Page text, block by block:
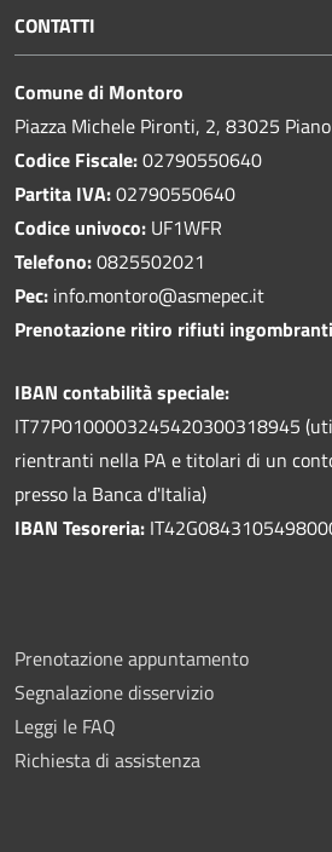
CONTATTI
Comune di Montoro
Piazza Michele Pironti, 2, 83025
Codice Fiscale:02790550640
Partita IVA:02790550640
Codice univoco: UF1WFR
Telefono:0825502021
Pec: info.montoro@asmepec.it
Prenotazione ritiro rifiuti
IBAN contabilità speciale:
IT77P0100003245420300318945
rientranti nella PA e titolari di un
presso la Banca d'Italia)
IBAN Tesoreria:
Prenotazione appuntamento
Segnalazione disservizio
Leggi le FAQ
Richiesta di assistenza